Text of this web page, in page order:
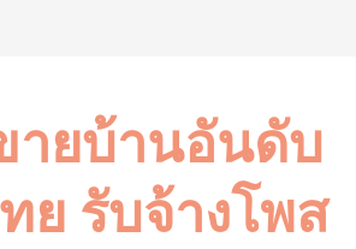
ายบ้านอันดับ
ย รับจ้างโพส